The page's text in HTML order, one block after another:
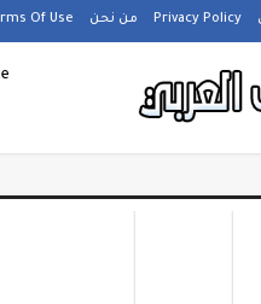
Of Use من نحن Privacy Policy